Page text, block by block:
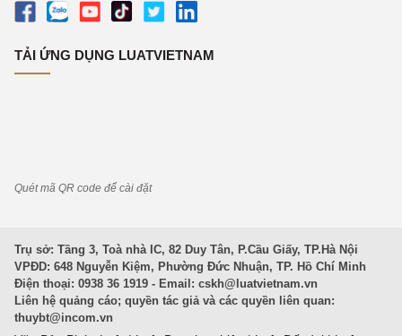
TẢI ỨNG DỤNG LUATVIETNAM
Quét mã QR code để cài đặt
Trụ sở: Tầng 3, Toà nhà IC, 82 Duy Tân, P.Cầu Giấy, TP.Hà Nội
VPĐD: 648 Nguyễn Kiệm, Phường Đức Nhuận, TP. Hồ Chí Minh
Điện thoại: 0938 36 1919 - Email: cskh@luatvietnam.vn
Liên hệ quảng cáo; quyền tác giả và các quyền liên quan:
thuybt@incom.vn